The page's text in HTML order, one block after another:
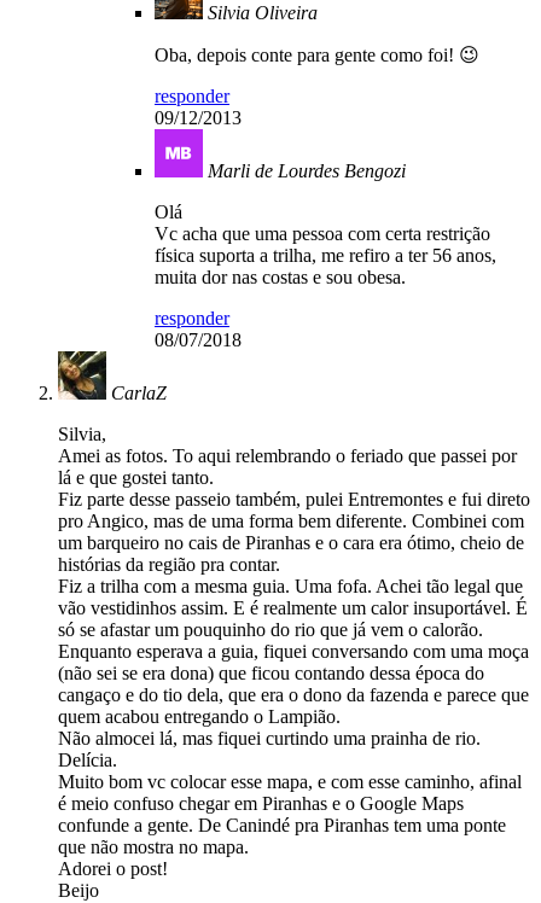
Silvia Oliveira
Oba, depois conte para gente como foi! 😉
responder
09/12/2013
Marli de Lourdes Bengozi
Olá
Vc acha que uma pessoa com certa restrição
física suporta a trilha, me refiro a ter 56 anos,
muita dor nas costas e sou obesa.
responder
08/07/2018
CarlaZ
Silvia,
Amei as fotos. To aqui relembrando o feriado que passei por
lá e que gostei tanto.
Fiz parte desse passeio também, pulei Entremontes e fui direto
pro Angico, mas de uma forma bem diferente. Combinei com
um barqueiro no cais de Piranhas e o cara era ótimo, cheio de
histórias da região pra contar.
Fiz a trilha com a mesma guia. Uma fofa. Achei tão legal que
vão vestidinhos assim. E é realmente um calor insuportável. É
só se afastar um pouquinho do rio que já vem o calorão.
Enquanto esperava a guia, fiquei conversando com uma moça
(não sei se era dona) que ficou contando dessa época do
cangaço e do tio dela, que era o dono da fazenda e parece que
quem acabou entregando o Lampião.
Não almocei lá, mas fiquei curtindo uma prainha de rio.
Delícia.
Muito bom vc colocar esse mapa, e com esse caminho, afinal
é meio confuso chegar em Piranhas e o Google Maps
confunde a gente. De Canindé pra Piranhas tem uma ponte
que não mostra no mapa.
Adorei o post!
Beijo